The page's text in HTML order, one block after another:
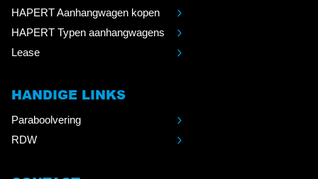
HAPERT Aanhangwagen kopen
HAPERT Typen aanhangwagens
Lease
HANDIGE LINKS
Paraboolvering
RDW